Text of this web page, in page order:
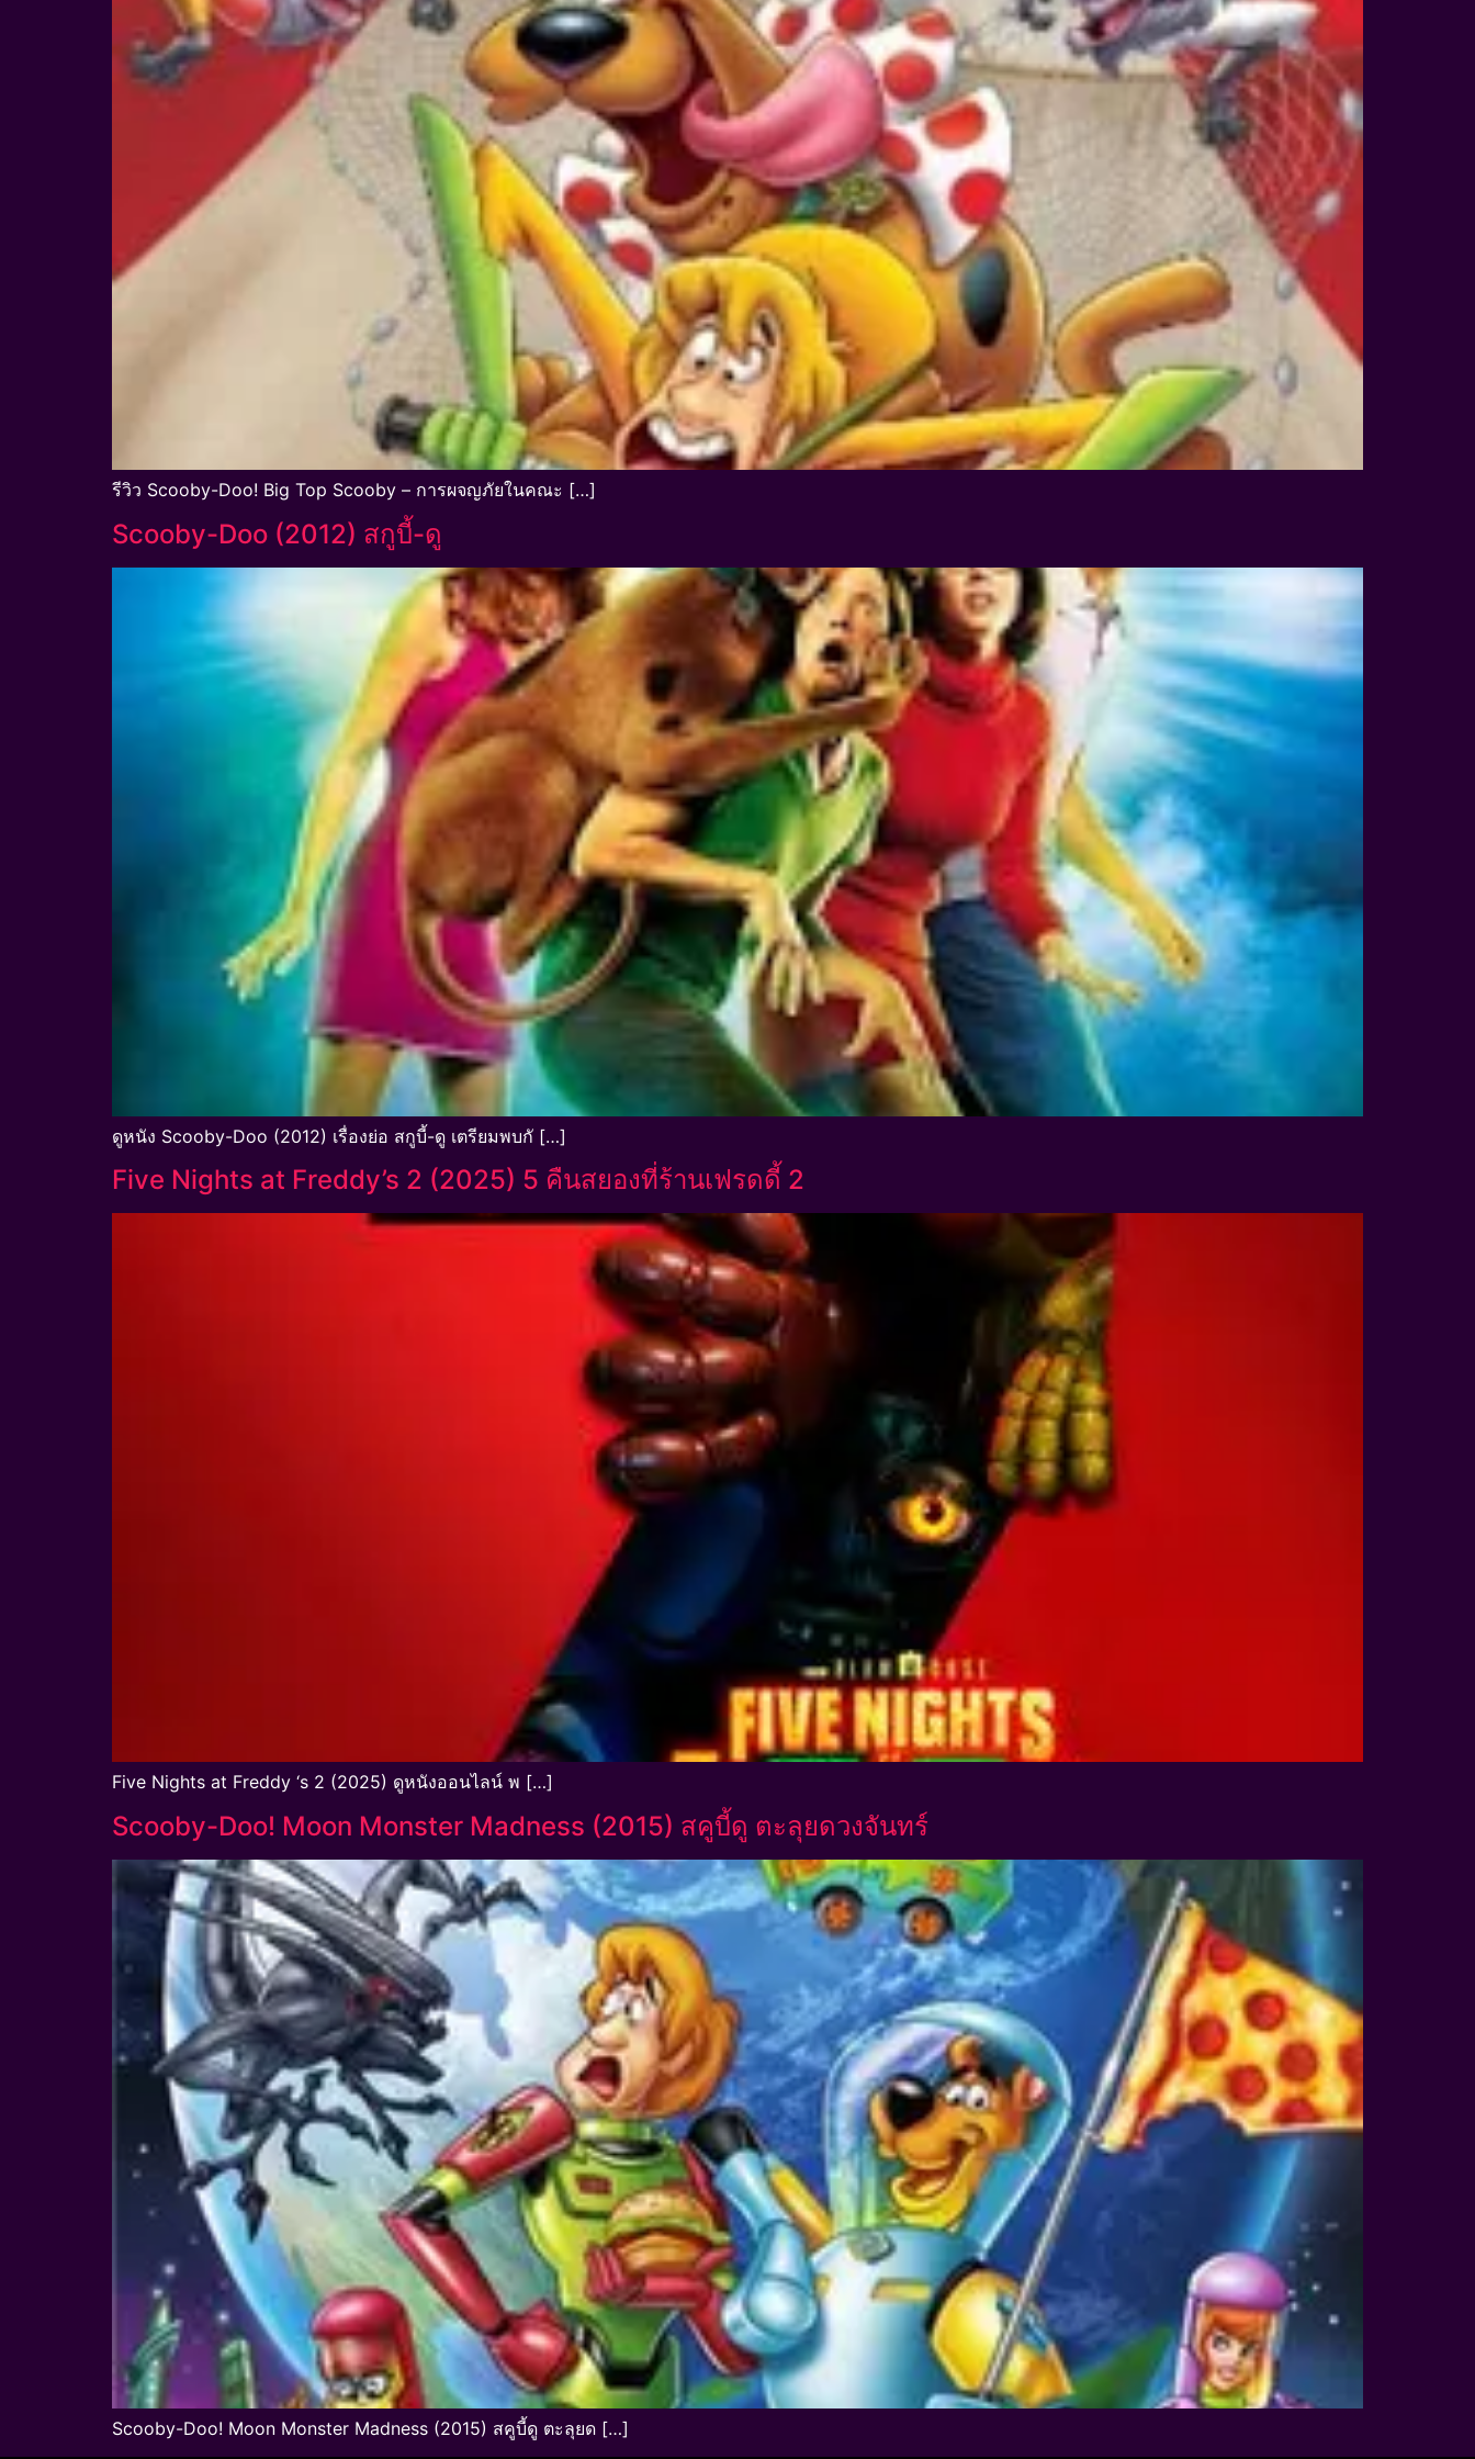
รีวิว Scooby-Doo! Big Top Scooby – การผจญภัยในคณะ […]
Scooby-Doo (2012) สกูบี้-ดู
ดูหนัง Scooby-Doo (2012) เรื่องย่อ สกูบี้-ดู เตรียมพบกั […]
Five Nights at Freddy’s 2 (2025) 5 คืนสยองที่ร้านเฟรดดี้ 2
Five Nights at Freddy ‘s 2 (2025) ดูหนังออนไลน์ พ […]
Scooby-Doo! Moon Monster Madness (2015) สคูบี้ดู ตะลุยดวงจันทร์
Scooby-Doo! Moon Monster Madness (2015) สคูบี้ดู ตะลุยด […]